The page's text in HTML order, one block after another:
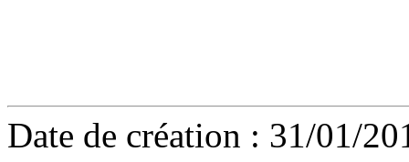
Date de création : 31/01/